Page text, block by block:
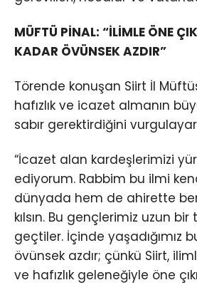
MÜFTÜ PİNAL: “İLİMLE ÖNE
KADAR ÖVÜNSEK AZDIR”
Törende konuşan Siirt İl
hafızlık ve icazet almanın
sabır gerektirdiğini
“İcazet alan kardeşlerimizi
ediyorum. Rabbim bu ilmi
dünyada hem de ahirette
kılsın. Bu gençlerimiz uzun
geçtiler. İçinde yaşadığımız
övünsek azdır; çünkü Siirt,
ve hafızlık geleneğiyle öne